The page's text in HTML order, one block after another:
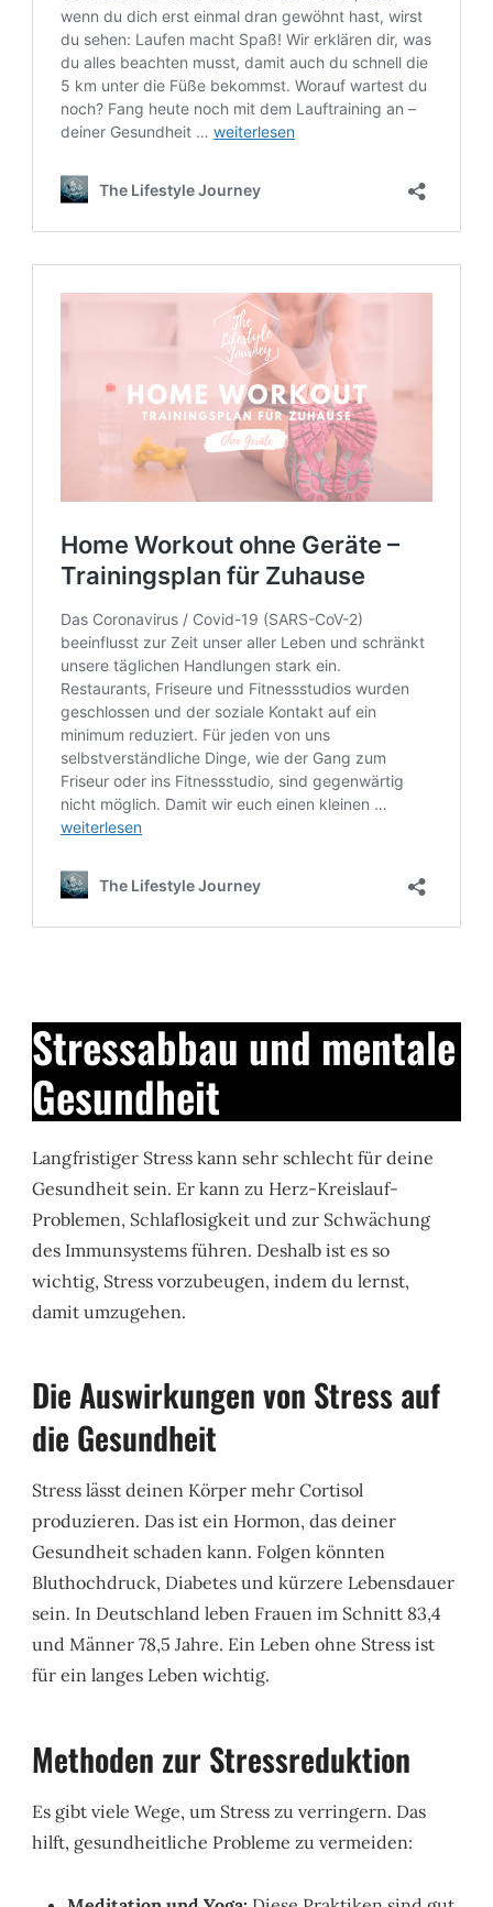
Stressabbau und mentale
Gesundheit
Langfristiger Stress kann sehr schlecht für deine
Gesundheit sein. Er kann zu Herz-Kreislauf-
Problemen, Schlaflosigkeit und zur Schwächung
des Immunsystems führen. Deshalb ist es so
wichtig, Stress vorzubeugen, indem du lernst,
damit umzugehen.
Die Auswirkungen von Stress auf
die Gesundheit
Stress lässt deinen Körper mehr Cortisol
produzieren. Das ist ein Hormon, das deiner
Gesundheit schaden kann. Folgen könnten
Bluthochdruck, Diabetes und kürzere Lebensdauer
sein. In Deutschland leben Frauen im Schnitt 83,4
und Männer 78,5 Jahre. Ein Leben ohne Stress ist
für ein langes Leben wichtig.
Methoden zur Stressreduktion
Es gibt viele Wege, um Stress zu verringern. Das
hilft, gesundheitliche Probleme zu vermeiden: